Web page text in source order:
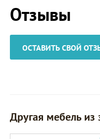
Отзывы
ОСТАВИТЬ СВОЙ
Другая мебель из